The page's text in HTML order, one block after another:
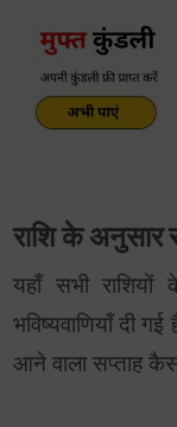
राशि के अनुसार
यहाँ सभी
भविष्यवाणियाँ दी
आने वाला सप्ताह